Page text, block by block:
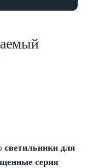
светильники для
серия